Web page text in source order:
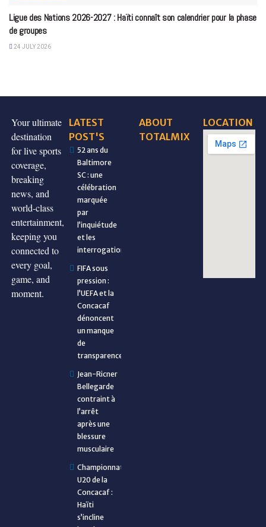
Ligue des Nations 2026-2027 : Haïti connaît son calendrier pour la phase
de groupes
24 JULY 2026
Your ultimate
destination
for live sports
coverage,
breaking
news, and
world-class
entertainment,
keeping you
connected to
every goal,
game, and
moment.
LATEST
POST'S
52 ans du
Baltimore
SC : une
célébration
marquée
par
l’inquiétude
et les
interrogations
FIFA sous
pression :
l’UEFA et la
Concacaf
dénoncent
un manque
de
transparence
Jean-Ricner
Bellegarde
contraint à
l’arrêt
après une
blessure
musculaire
Championnat
U20 de la
Concacaf :
Haïti
s’incline
ABOUT
TOTALMIX
LOCATION